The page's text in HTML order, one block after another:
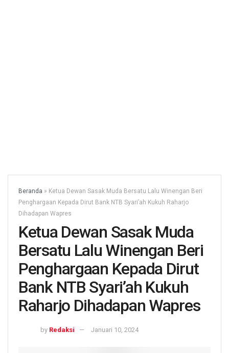
Beranda » Ketua Dewan Sasak Muda Bersatu Lalu Winengan Beri
Penghargaan Kepada Dirut Bank NTB Syari’ah Kukuh Raharjo
Dihadapan Wapres
Ketua Dewan Sasak Muda
Bersatu Lalu Winengan Beri
Penghargaan Kepada Dirut
Bank NTB Syari’ah Kukuh
Raharjo Dihadapan Wapres
by Redaksi Januari 10, 2024